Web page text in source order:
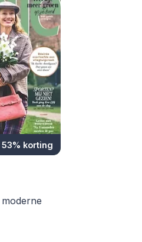
53% korting